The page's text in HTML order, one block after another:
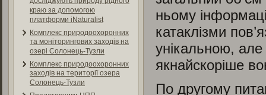
краю за допомогою
платформи iNaturalist
Комплекс природоохоронних
та моніторингових заходів на
озері Солонець-Тузли
Комплекс природоохоронних
заходів на території озера
Солонець-Тузли
ньому
катаклізми
унікальною,
якнайскоріше
По другому